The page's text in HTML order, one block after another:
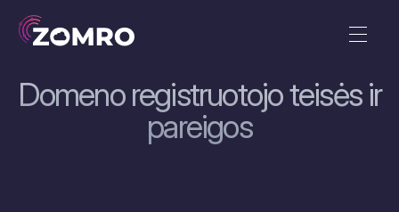
Domeno registruotojo teisės ir
pareigos